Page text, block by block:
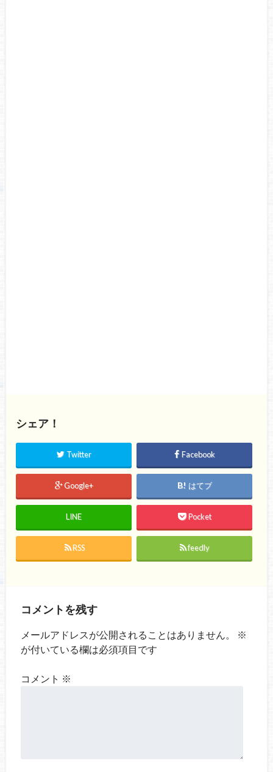
シェア！
Twitter Facebook
Google+ はてブ
LINE Pocket
RSS feedly
コメントを残す
メールアドレスが公開されることはありません。
※
が付いている欄は必須項目です
コメント ※